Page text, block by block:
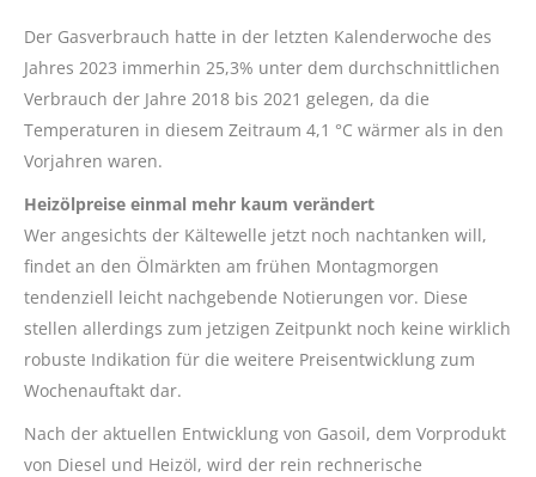
Der Gasverbrauch hatte in der letzten Kalenderwoche des
Jahres 2023 immerhin 25,3% unter dem durchschnittlichen
Verbrauch der Jahre 2018 bis 2021 gelegen, da die
Temperaturen in diesem Zeitraum 4,1 °C wärmer als in den
Vorjahren waren.
Heizölpreise einmal mehr kaum verändert
Wer angesichts der Kältewelle jetzt noch nachtanken will,
findet an den Ölmärkten am frühen Montagmorgen
tendenziell leicht nachgebende Notierungen vor. Diese
stellen allerdings zum jetzigen Zeitpunkt noch keine wirklich
robuste Indikation für die weitere Preisentwicklung zum
Wochenauftakt dar.
Nach der aktuellen Entwicklung von Gasoil, dem Vorprodukt
von Diesel und Heizöl, wird der rein rechnerische